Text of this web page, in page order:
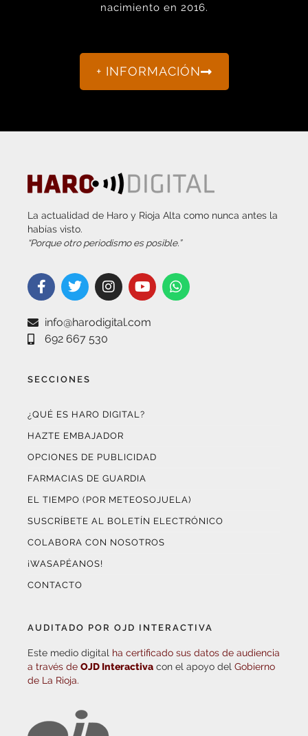
nacimiento en 2016.
+ INFORMACIÓN
La actualidad de Haro y Rioja Alta como nunca antes la
habías visto.
“Porque otro periodismo es posible.”
info@harodigital.com
692 667 530
SECCIONES
¿QUÉ ES HARO DIGITAL?
HAZTE EMBAJADOR
OPCIONES DE PUBLICIDAD
FARMACIAS DE GUARDIA
EL TIEMPO (POR METEOSOJUELA)
SUSCRÍBETE AL BOLETÍN ELECTRÓNICO
COLABORA CON NOSOTROS
¡WASAPÉANOS!
CONTACTO
AUDITADO POR OJD INTERACTIVA
Este medio digital ha certificado sus datos de audiencia
a través de OJD Interactiva con el apoyo del Gobierno
de La Rioja.